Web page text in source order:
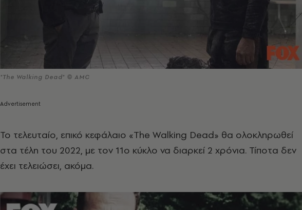
"The Walking Dead" © AMC
To τελευταίο, επικό κεφάλαιο «The Walking Dead» θα ολοκληρωθεί
στα τέλη του 2022, με τον 11ο κύκλο να διαρκεί 2 χρόνια. Τίποτα δεν
έχει τελειώσει, ακόμα.